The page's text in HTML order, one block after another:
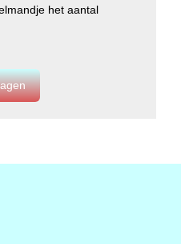
het aantal